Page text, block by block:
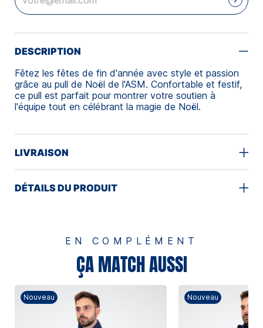
DESCRIPTION
Fêtez les fêtes de fin d'année avec style et passion
grâce au pull de Noël de l'ASM. Confortable et festif,
ce pull est parfait pour montrer votre soutien à
l'équipe tout en célébrant la magie de Noël.
LIVRAISON
DÉTAILS DU PRODUIT
EN COMPLÉMENT
ÇA MATCH AUSSI
Nouveau Nouveau